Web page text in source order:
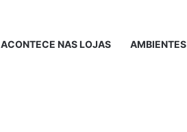
ACONTECE NAS LOJAS AMBIENTES